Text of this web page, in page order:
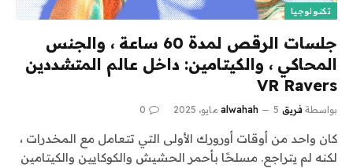
تكنولوجيا
جلسات الرقص لمدة 60 ساعة ، والجنس
المحاكي ، والكيتامين: داخل عالم المتشددين
VR Ravers
بواسطة فريق alwahah 5 مايو، 2025 0
كان واحد من أوقات أورورك الأولى التي تتعامل مع المخدرات ،
لكنه لم يتراجع. مسلحًا بأحمر الحشيش والكوكايين والكيتامين